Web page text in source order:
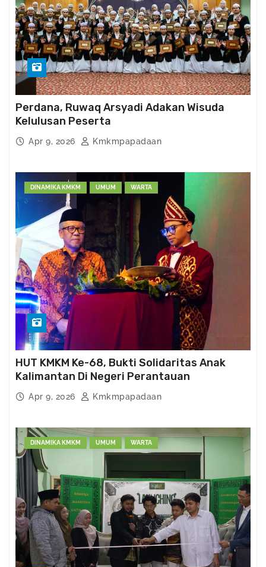
Perdana, Ruwaq Arsyadi Adakan Wisuda
Kelulusan Peserta
Apr 9, 2026 Kmkmpapadaan
DINAMIKA KMKM UMUM WARTA
HUT KMKM Ke-68, Bukti Solidaritas Anak
Kalimantan Di Negeri Perantauan
Apr 9, 2026 Kmkmpapadaan
DINAMIKA KMKM UMUM WARTA